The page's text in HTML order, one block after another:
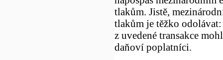
tlakům. Jistě,
tlakům je těžko odolávat:
z uvedené transakce
daňoví poplatníci.